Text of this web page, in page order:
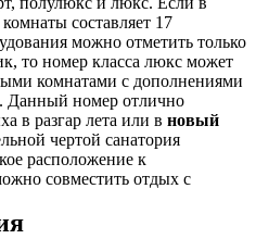
составляет 17
можно отметить только
то номер класса люкс может
комнатами с дополнениями
Данный номер отлично
в разгар лета или в новый
чертой санатория
расположение к
совместить отдых с